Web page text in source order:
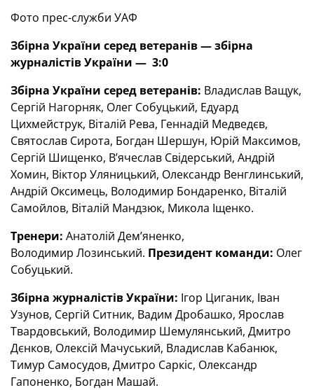
Фото прес-служби УАФ
Збірна України серед ветеранів — збірна
журналістів України — 3:0
Збірна України серед ветеранів: Владислав Ващук,
Сергій Нагорняк, Олег Собуцький, Едуард
Цихмейструк, Віталій Рева, Геннадій Медведєв,
Святослав Сирота, Богдан Шершун, Юрій Максимов,
Сергій Шищенко, В’ячеслав Свідерський, Андрій
Хомин, Віктор Уляницький, Олександр Венглинський,
Андрій Оксимець, Володимир Бондаренко, Віталій
Самойлов, Віталій Мандзюк, Микола Іщенко.
Тренери: Анатолій Дем’яненко,
Володимир Лозинський. Президент команди: Олег
Собуцький.
Збірна журналістів України: Ігор Циганик, Іван
Узунов, Сергій Ситник, Вадим Дробашко, Ярослав
Твардовський, Володимир Шемулянський, Дмитро
Дєнков, Олексій Мачуський, Владислав Кабанюк,
Тимур Самосудов, Дмитро Саркіс, Олександр
Гапоненко, Богдан Машай.